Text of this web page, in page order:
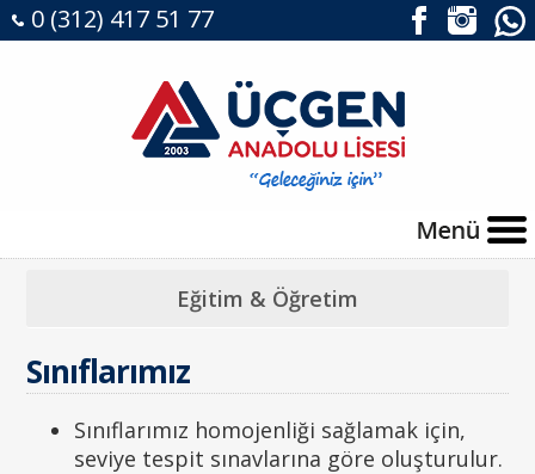
0 (312) 417 51 77
Eğitim & Öğretim
Sınıflarımız
Sınıflarımız homojenliği sağlamak için,
seviye tespit sınavlarına göre oluşturulur.